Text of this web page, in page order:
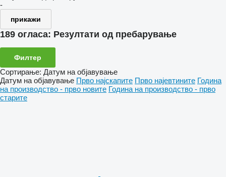
-
прикажи
189 огласа: Резултати од пребарување
Филтер
Сортирање: Датум на објавување
Датум на објавување Прво најскапите Прво најевтините Година
на производство - прво новите Година на производство - прво
старите